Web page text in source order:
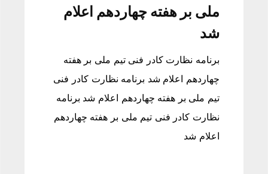
ملی بر هفته چهاردهم اعلام
شد
برنامه نظارت کادر فنی تیم ملی بر هفته
چهاردهم اعلام شد برنامه نظارت کادر فنی
تیم ملی بر هفته چهاردهم اعلام شد برنامه
نظارت کادر فنی تیم ملی بر هفته چهاردهم
اعلام شد